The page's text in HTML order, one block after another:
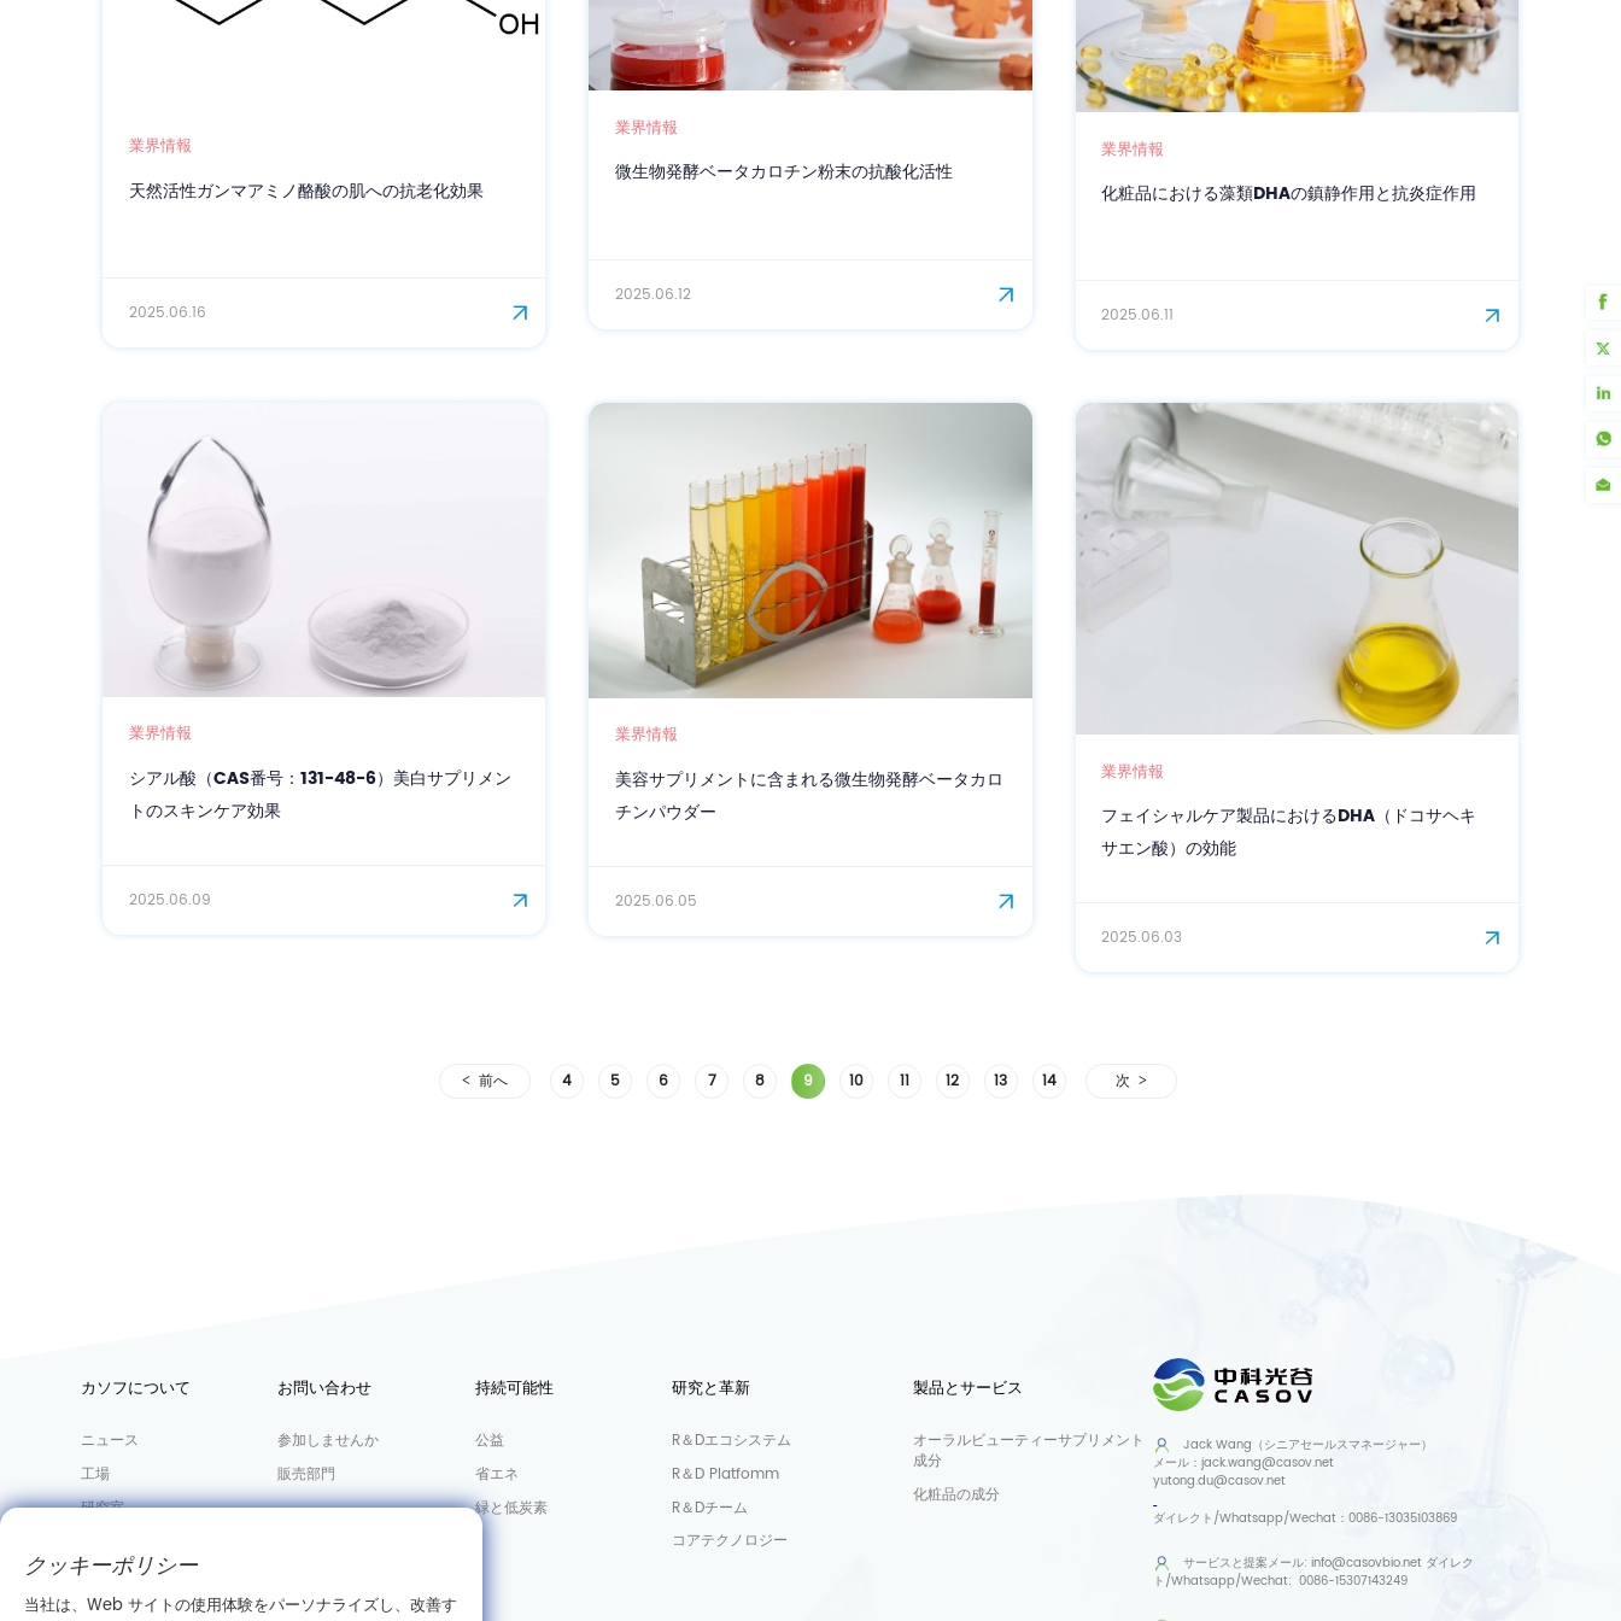
業界情報
天然活性ガンマアミノ酪酸の肌への抗老化効果
2025.06.16
業界情報
微生物発酵ベータカロチン粉末の抗酸化活性
2025.06.12
業界情報
化粧品における藻類DHAの鎮静作用と抗炎症作用
2025.06.11
業界情報
シアル酸（CAS番号：131-48-6）美白サプリメン
トのスキンケア効果
2025.06.09
業界情報
美容サプリメントに含まれる微生物発酵ベータカロ
チンパウダー
2025.06.05
業界情報
フェイシャルケア製品におけるDHA（ドコサヘキ
サエン酸）の効能
2025.06.03
前へ 4 5 6 7 8 9 10 11 12 13 14 次
カソフについて
ニュース
工場
研究室
お問い合わせ
参加しませんか
販売部門
持続可能性
公益
省エネ
緑と低炭素
研究と革新
R＆Dエコシステム
R＆D Platfomm
R＆Dチーム
コアテクノロジー
製品とサービス
オーラルビューティーサプリメント
成分
化粧品の成分
Jack Wang（シニアセールスマネージャー）
メール：jack.wang@casov.net
yutong.du@casov.net
ダイレクト/Whatsapp/Wechat：0086-13035103869
サービスと提案メール:info@casovbio.net ダイレク
ト/Whatsapp/Wechat:0086-15307143249
クッキーポリシー
当社は、Web サイトの使用体験をパーソナライズし、改善す